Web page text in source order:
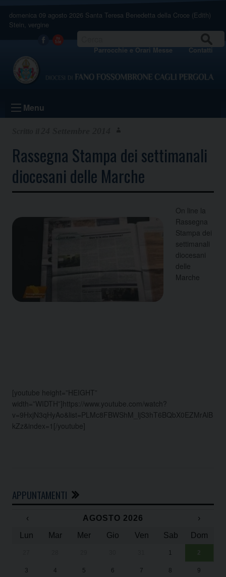
content
domenica 09 agosto 2026 Santa Teresa Benedetta della Croce (Edith)
Stein, vergine
Facebook
Youtube Parrocchie e Orari Messe Contatti
Menu
Rassegna Stampa dei settimanali
diocesani delle Marche
On line la
Rassegna
Stampa dei
settimanali
diocesani
delle
Marche
[youtube height=”HEIGHT”
width=”WIDTH”]https://www.youtube.com/watch?
v=9HxjN3qHyAo&list=PLMc8FBWShM_ljS3hT6BQbX0EZMrAlB
kZz&index=1[/youtube]
APPUNTAMENTI
‹ AGOSTO 2026
›
Lun
Mar Mer Gio Ven Sab Dom
1 2
3 4 5 6 7 8 9